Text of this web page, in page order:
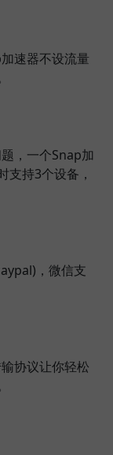
速器不设流量
，一个Snap加
支持3个设备，
，微信支
协议让你轻松